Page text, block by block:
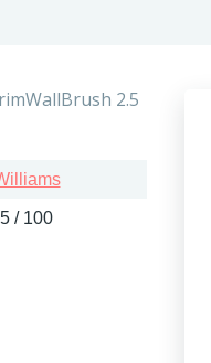
2.5
/ 100